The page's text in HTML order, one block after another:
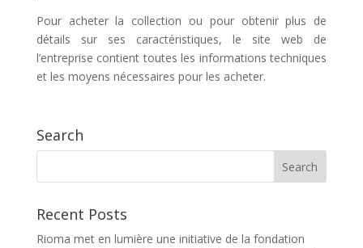
Pour acheter la collection ou pour obtenir plus de
détails sur ses caractéristiques, le site web de
l’entreprise contient toutes les informations techniques
et les moyens nécessaires pour les acheter.
Search
Recent Posts
Rioma met en lumière une initiative de la fondation